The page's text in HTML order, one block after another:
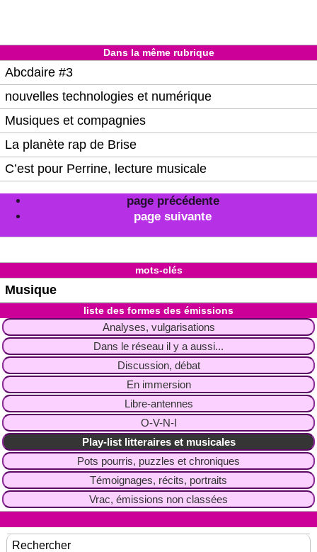
Dans la même rubrique
Abcdaire #3
nouvelles technologies et numérique
Musiques et compagnies
La planète rap de Brise
C’est pour Perrine, lecture musicale
page précédente
page suivante
mots-clés
Musique
liste des formes des émissions
Analyses, vulgarisations
Dans le réseau il y a aussi...
Discussion, débat
En immersion
Libre-antennes
O-V-N-I
Play-list litteraires et musicales
Pots pourris, puzzles et chroniques
Témoignages, récits, portraits
Vrac, émissions non classées
Rechercher